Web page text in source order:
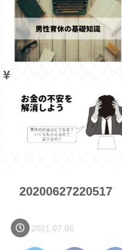
20200627220517
2021.07.06